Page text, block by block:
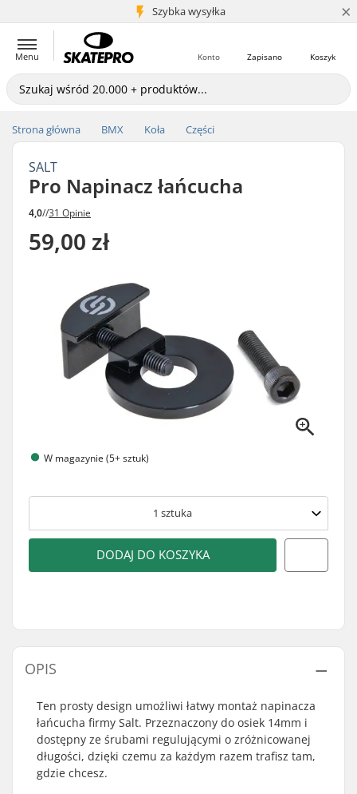
Szybka wysyłka
5+ mln klientów ×
Menu Koszyk
Zapisano
Konto
Strona główna BMX Koła Części
SALT
Pro Napinacz łańcucha
4,0//31 Opinie
59,00 zł
W magazynie (5+ sztuk)
1 sztuka
DODAJ DO KOSZYKA
OPIS
Ten prosty design umożliwi łatwy montaż napinacza
łańcucha firmy Salt. Przeznaczony do osiek 14mm i
dostępny ze śrubami regulującymi o zróżnicowanej
długości, dzięki czemu za każdym razem trafisz tam,
gdzie chcesz.